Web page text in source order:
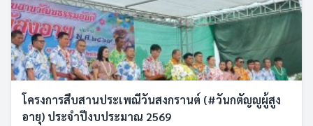
โครงการสืบสานประเพณีวันสงกรานต์ (#วันกตัญญูผู้สูง
อายุ) ประจำปีงบประมาณ 2569